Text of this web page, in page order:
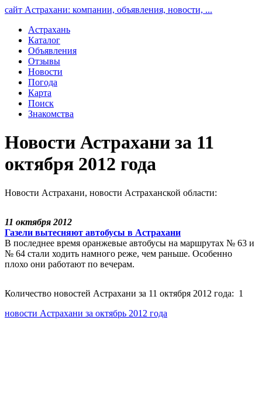
сайт Астрахани: компании, объявления, новости, ...
Астрахань
Каталог
Объявления
Отзывы
Новости
Погода
Карта
Поиск
Знакомства
Новости Астрахани за 11
октября 2012 года
Новости Астрахани, новости Астраханской области:
11 октября 2012
Газели вытесняют автобусы в Астрахани
В последнее время оранжевые автобусы на маршрутах № 63 и
№ 64 стали ходить намного реже, чем раньше. Особенно
плохо они работают по вечерам.
Количество новостей Астрахани за 11 октября 2012 года: 1
новости Астрахани за октябрь 2012 года